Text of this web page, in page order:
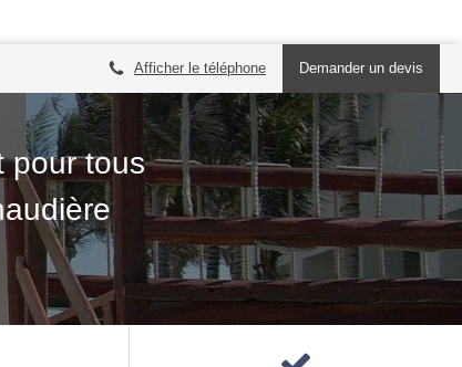
Demander un devis
Afficher le téléphone
pour tous